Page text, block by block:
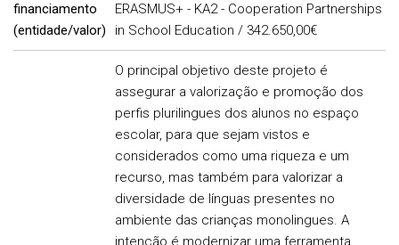
financiamento
(entidade/valor)
ERASMUS+ - KA2 - Cooperation Partnerships
in School Education / 342.650,00€
O principal objetivo deste projeto é
assegurar a valorização e promoção dos
perfis plurilingues dos alunos no espaço
escolar, para que sejam vistos e
considerados como uma riqueza e um
recurso, mas também para valorizar a
diversidade de línguas presentes no
ambiente das crianças monolingues. A
intenção é modernizar uma ferramenta